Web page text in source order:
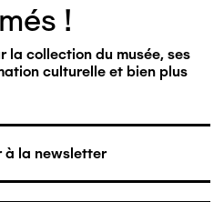
!
la collection du musée, ses
culturelle et bien plus
à la newsletter